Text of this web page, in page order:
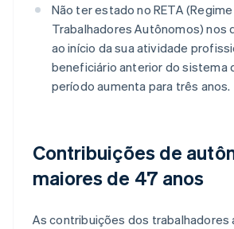
Não ter estado no RETA
Trabalhadores Autônomos) nos
ao início da sua atividade
beneficiário anterior do sistema
período aumenta para três anos.
Contribuições de
maiores de 47 anos
As contribuições dos trabalhadores